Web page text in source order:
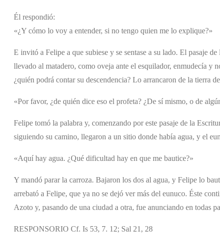
Él respondió:
«¿Y cómo lo voy a entender, si no tengo quien me lo explique?»
E invitó a Felipe a que subiese y se sentase a su lado. El pasaje
llevado al matadero, como oveja ante el esquilador, enmudecía y
¿quién podrá contar su descendencia? Lo arrancaron de la tierra
«Por favor, ¿de quién dice eso el profeta? ¿De sí mismo, o de
Felipe tomó la palabra y, comenzando por este pasaje de la
siguiendo su camino, llegaron a un sitio donde había agua, y el
«Aquí hay agua. ¿Qué dificultad hay en que me bautice?»
Y mandó parar la carroza. Bajaron los dos al agua, y Felipe lo
arrebató a Felipe, que ya no se dejó ver más del eunuco. Éste
Azoto y, pasando de una ciudad a otra, fue anunciando en todas
RESPONSORIO Cf. Is 53, 7. 12; Sal 21, 28